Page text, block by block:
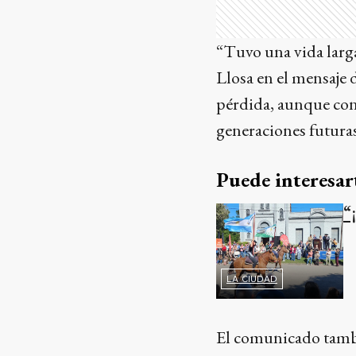
“Tuvo una vida
Llosa en el
pérdida, aunque
generaciones
Puede
LA CIUDAD
El comunicado